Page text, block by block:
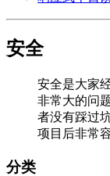
安全
安全是大家
非常大的问
者没有踩过
项目后非常
分类